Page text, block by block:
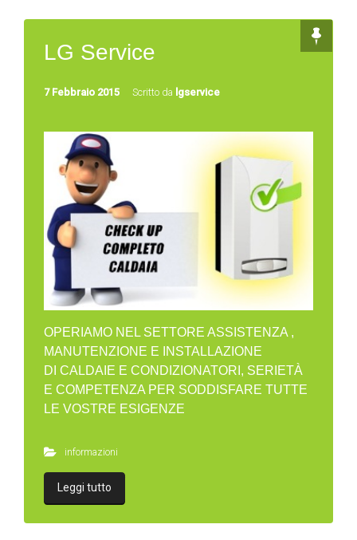
LG Service
7 Febbraio 2015 Scritto da lgservice
OPERIAMO NEL SETTORE ASSISTENZA ,
MANUTENZIONE E INSTALLAZIONE
DI CALDAIE E CONDIZIONATORI, SERIETÀ
E COMPETENZA PER SODDISFARE TUTTE
LE VOSTRE ESIGENZE
informazioni
Leggi tutto